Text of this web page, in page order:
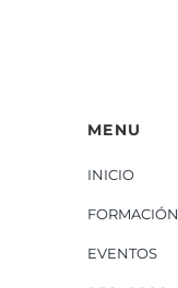
MENU
INICIO
FORMACIÓN
EVENTOS